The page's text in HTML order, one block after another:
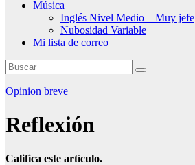
Música
Inglés Nivel Medio – Muy jefe
Nubosidad Variable
Mi lista de correo
Opinion breve
Reflexión
Califica este artículo.